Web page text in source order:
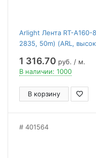
Arlight Лента RT-A160-
2835, 50m) (ARL,
1 316.70 руб. / м.
В наличии: 1000
В корзину
401564